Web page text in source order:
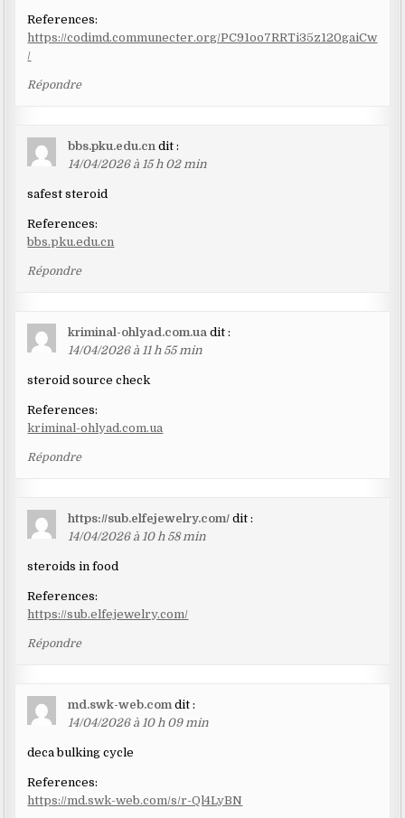
References:
https://codimd.communecter.org/PC91oo7RRTi35z120gaiCw
/
Répondre
bbs.pku.edu.cn dit :
14/04/2026 à 15 h 02 min
safest steroid
References:
bbs.pku.edu.cn
Répondre
kriminal-ohlyad.com.ua dit :
14/04/2026 à 11 h 55 min
steroid source check
References:
kriminal-ohlyad.com.ua
Répondre
https://sub.elfejewelry.com/ dit :
14/04/2026 à 10 h 58 min
steroids in food
References:
https://sub.elfejewelry.com/
Répondre
md.swk-web.com dit :
14/04/2026 à 10 h 09 min
deca bulking cycle
References:
https://md.swk-web.com/s/r-Ql4LyBN